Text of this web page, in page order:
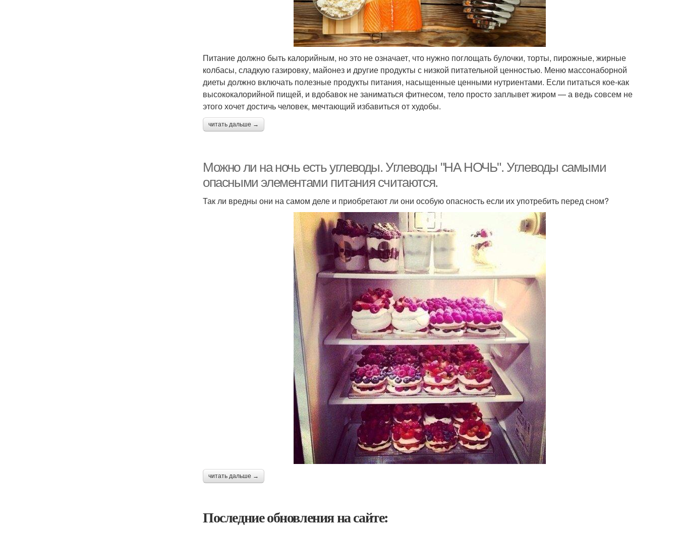
Питание должно быть калорийным, но это не означает, что нужно поглощать булочки, торты, пирожные, жирные
колбасы, сладкую газировку, майонез и другие продукты с низкой питательной ценностью. Меню массонаборной
диеты должно включать полезные продукты питания, насыщенные ценными нутриентами. Если питаться кое-как
высококалорийной пищей, и вдобавок не заниматься фитнесом, тело просто заплывет жиром — а ведь совсем не
этого хочет достичь человек, мечтающий избавиться от худобы.
читать дальше →
Можно ли на ночь есть углеводы. Углеводы "НА НОЧЬ". Углеводы самыми
опасными элементами питания считаются.
Так ли вредны они на самом деле и приобретают ли они особую опасность если их употребить перед сном?
читать дальше →
Последние обновления на сайте: